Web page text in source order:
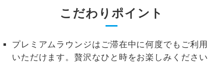
こだわりポイント
プレミアムラウンジはご滞在中に何度でもご利用
いただけます。贅沢なひと時をお楽しみください
トラベルイヤ
周りの音を気にせず、ガイドさんの説明
をじっくり聞くことができます。
1名様催行
1名様から出発可能な個人型プランで
す。